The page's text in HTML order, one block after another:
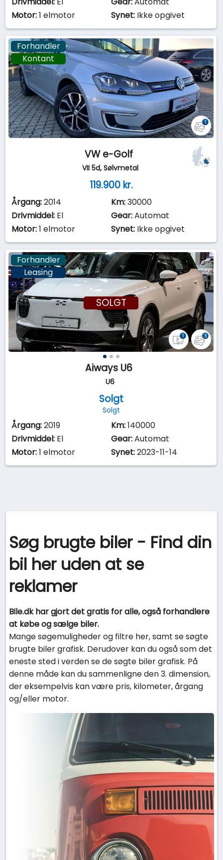
Motor:1 elmotor Synet: Ikke opgivet
Kontant
Forhandler
VW e-Golf
VII 5d, Sølvmetal
119.900 kr.
Årgang:2014 Km:30000
Drivmiddel: El Gear:Automat
Motor:1 elmotor Synet: Ikke opgivet
Leasing
Forhandler
SOLGT
Aiways U6
U6
Solgt
Solgt
Årgang:2019 Km:140000
Drivmiddel: El Gear:Automat
Motor:1 elmotor Synet:2023-11-14
Søg brugte biler - Find din
bil her uden at se
reklamer
Bile.dk har gjort det gratis for alle, også forhandlere
at købe og sælge biler.
Mange søgemuligheder og filtre her, samt se søgte
brugte biler grafisk. Derudover kan du også som det
eneste sted i verden se de søgte biler grafisk. På
denne måde kan du sammenligne den 3. dimension,
der eksempelvis kan være pris, kilometer, årgang
og/eller motor.